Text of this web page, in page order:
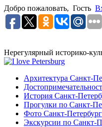
Добро пожаловать, Гость
Нерегулярный историко-
Архитектура Санкт-
История Санкт-
Прогулки по Санкт-
Фото Санкт-
Экскурсии по Санкт-